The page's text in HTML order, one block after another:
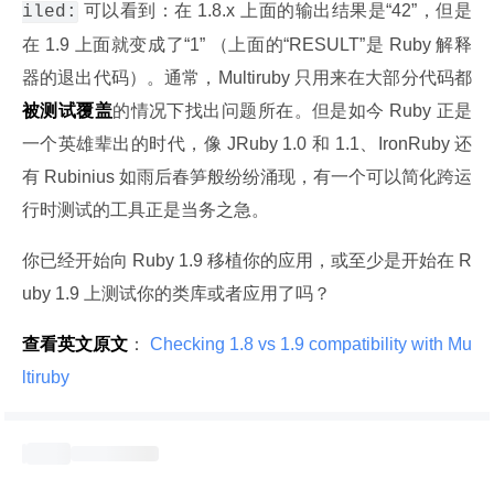
iled: 可以看到：在 1.8.x 上面的输出结果是“42”，但是
在 1.9 上面就变成了“1” （上面的“RESULT”是 Ruby 解释
器的退出代码）。通常，Multiruby 只用来在大部分代码都
被测试覆盖的情况下找出问题所在。但是如今 Ruby 正是
一个英雄辈出的时代，像 JRuby 1.0 和 1.1、IronRuby 还
有 Rubinius 如雨后春笋般纷纷涌现，有一个可以简化跨运
行时测试的工具正是当务之急。
你已经开始向 Ruby 1.9 移植你的应用，或至少是开始在 R
uby 1.9 上测试你的类库或者应用了吗？
查看英文原文 ：
Checking 1.8 vs 1.9 compatibility with Mu
ltiruby